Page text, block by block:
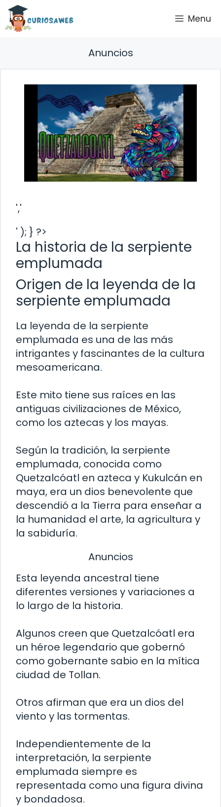
Saltar
contenido
Menu
Anuncios
','
' ); } ?>
La historia de la serpiente
emplumada
Origen de la leyenda de la
serpiente emplumada
La leyenda de la serpiente
emplumada es una de las más
intrigantes y fascinantes de la cultura
mesoamericana.
Este mito tiene sus raíces en las
antiguas civilizaciones de México,
como los aztecas y los mayas.
Según la tradición, la serpiente
emplumada, conocida como
Quetzalcóatl en azteca y Kukulcán en
maya, era un dios benevolente que
descendió a la Tierra para enseñar a
la humanidad el arte, la agricultura y
la sabiduría.
Anuncios
Esta leyenda ancestral tiene
diferentes versiones y variaciones a
lo largo de la historia.
Algunos creen que Quetzalcóatl era
un héroe legendario que gobernó
como gobernante sabio en la mítica
ciudad de Tollan.
Otros afirman que era un dios del
viento y las tormentas.
Independientemente de la
interpretación, la serpiente
emplumada siempre es
representada como una figura divina
y bondadosa.